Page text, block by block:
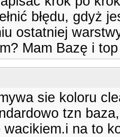
błędu, gdyż
ostatniej
Mam Bazę i
sie koloru
tzn
wacikiem.i na to